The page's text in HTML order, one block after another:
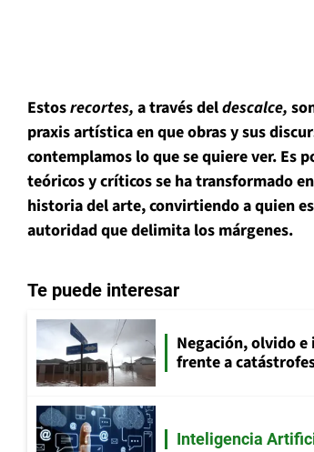
Estosrecortes, a través deldescalce,
praxis artística en que obras y sus
contemplamos lo que se quiere ver. Es
teóricos y críticos se ha transformado
historia del arte, convirtiendo a quien
autoridad que delimita los márgenes.
Te puede interesar
Negación, olvido
frente a
Inteligencia